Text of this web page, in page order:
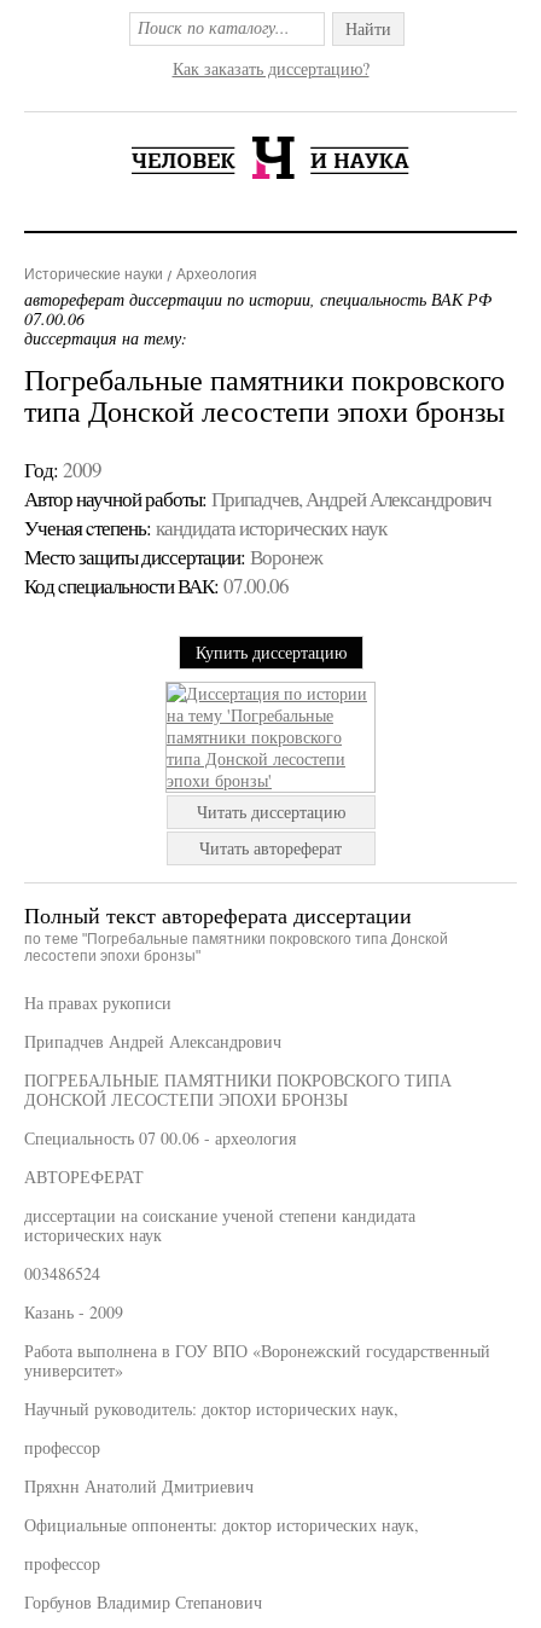
Найти
Как заказать диссертацию?
Исторические науки Археология
автореферат диссертации по истории, специальность ВАК РФ
07.00.06
диссертация на тему:
Погребальные памятники покровского
типа Донской лесостепи эпохи бронзы
Год: 2009
Автор научной работы: Припадчев, Андрей Александрович
Ученая cтепень: кандидата исторических наук
Место защиты диссертации: Воронеж
Код cпециальности ВАК: 07.00.06
Купить диссертацию
Читать диссертацию
Читать автореферат
Полный текст автореферата диссертации
по теме "Погребальные памятники покровского типа Донской
лесостепи эпохи бронзы"
На правах рукописи
Припадчев Андрей Александрович
ПОГРЕБАЛЬНЫЕ ПАМЯТНИКИ ПОКРОВСКОГО ТИПА
ДОНСКОЙ ЛЕСОСТЕПИ ЭПОХИ БРОНЗЫ
Специальность 07 00.06 - археология
АВТОРЕФЕРАТ
диссертации на соискание ученой степени кандидата
исторических наук
003486524
Казань - 2009
Работа выполнена в ГОУ ВПО «Воронежский государственный
университет»
Научный руководитель: доктор исторических наук,
профессор
Пряхнн Анатолий Дмитриевич
Официальные оппоненты: доктор исторических наук,
профессор
Горбунов Владимир Степанович